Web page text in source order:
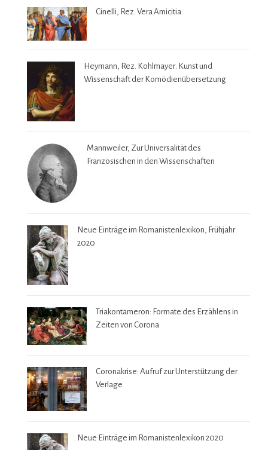
Cinelli, Rez. Vera Amicitia
Heymann, Rez. Kohlmayer: Kunst und
Wissenschaft der Komödienübersetzung
Mannweiler, Zur Universalität des
Französischen in den Wissenschaften
Neue Einträge im Romanistenlexikon, Frühjahr
2020
Triakontameron: Formate des Erzählens in
Zeiten von Corona
Coronakrise: Aufruf zur Unterstützung der
Verlage
Neue Einträge im Romanistenlexikon 2020